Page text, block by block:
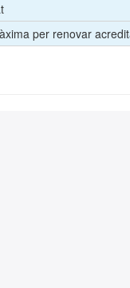
per renovar